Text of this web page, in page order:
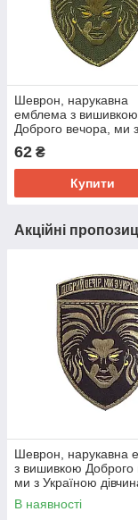
Шеврон, нарукавна
емблема з вишивкою
Доброго вечора, ми з
Валькірія на липучці
Розмір 70×95мм
62 ₴
Купити
Акційні
Шеврон, нарукавна
з вишивкою Доброго
ми з Україною
Валькірія на липучці
70×95мм
В наявності